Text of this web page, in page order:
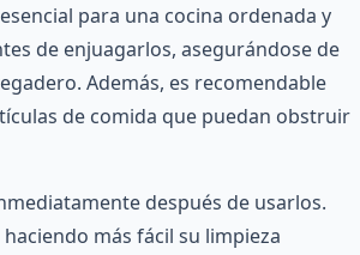
para una cocina ordenada y
de enjuagarlos, asegurándose de
Además, es recomendable
de comida que puedan obstruir
después de usarlos.
más fácil su limpieza